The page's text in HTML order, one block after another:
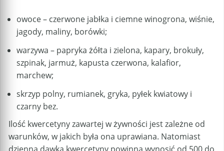
owoce – czerwone jabłka i ciemne winogrona, wiśnie,
jagody, maliny, borówki;
warzywa – papryka żółta i zielona, kapary, brokuły,
szpinak, jarmuż, kapusta czerwona, kalafior,
marchew;
skrzyp polny, rumianek, gryka, pyłek kwiatowy i
czarny bez.
Ilość kwercetyny zawartej w żywności jest zależne od
warunków, w jakich była ona uprawiana. Natomiast